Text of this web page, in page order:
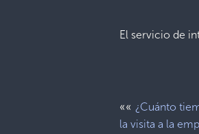
El servicio de
«« ¿Cuánto
la visita a la